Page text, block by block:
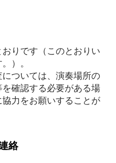
りです（このとおりい
）。
ついては、演奏場所の
確認する必要がある場
力をお願いすることが
絡